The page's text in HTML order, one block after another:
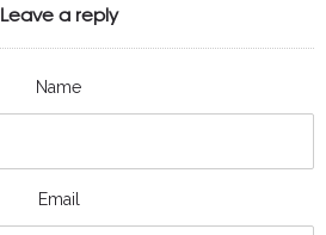
Leave a reply
Name
Email